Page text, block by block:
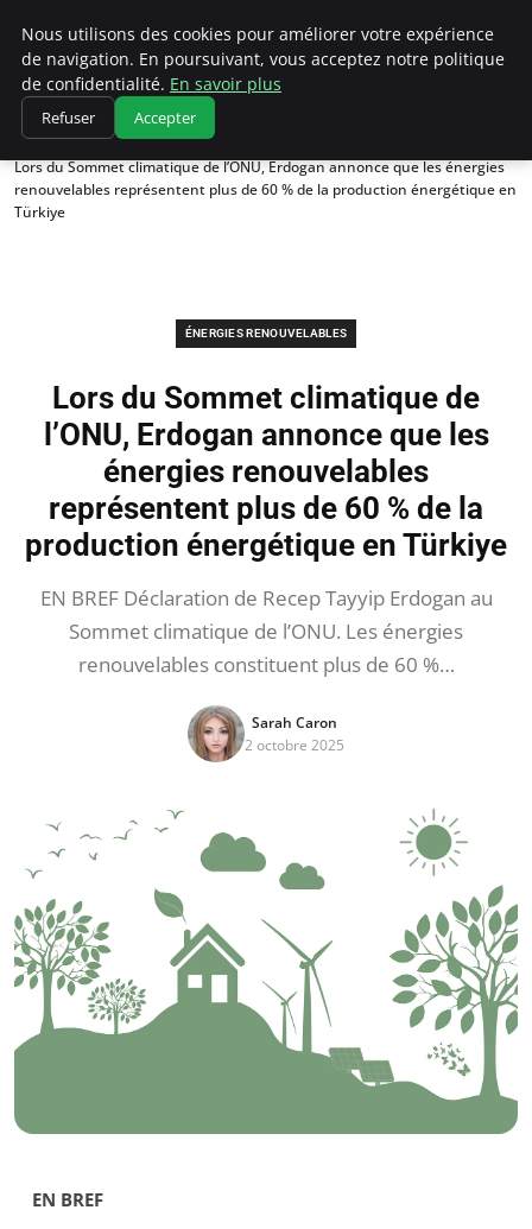
Climatedebtagents
Accueil
Énergies Renouvelables
Lors du Sommet climatique de l’ONU, Erdogan annonce que les énergies
renouvelables représentent plus de 60 % de la production énergétique en
Türkiye
ÉNERGIES RENOUVELABLES
Lors du Sommet climatique de
l’ONU, Erdogan annonce que les
énergies renouvelables
représentent plus de 60 % de la
production énergétique en Türkiye
EN BREF Déclaration de Recep Tayyip Erdogan au
Sommet climatique de l’ONU. Les énergies
renouvelables constituent plus de 60 %…
Sarah Caron
2 octobre 2025
EN BREF
Nous utilisons des cookies pour améliorer votre expérience
de navigation. En poursuivant, vous acceptez notre politique
de confidentialité. En savoir plus
Refuser Accepter